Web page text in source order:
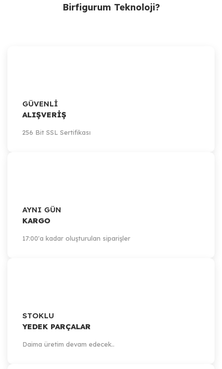
Birfigurum Teknoloji?
GÜVENLİ
ALIŞVERİŞ
256 Bit SSL Sertifikası
AYNI GÜN
KARGO
17:00'a kadar oluşturulan siparişler
STOKLU
YEDEK PARÇALAR
Daima üretim devam edecek..